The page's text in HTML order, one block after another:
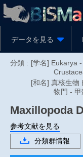
データを見る
分類 : [学名] Eukarya
[和名] 真核生物
物門 - 甲
Maxillopoda
参考文献を見る
分類群情報